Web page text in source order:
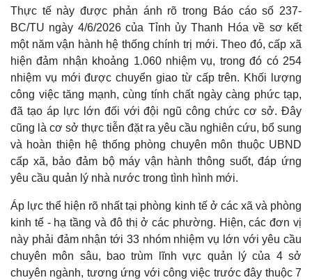
Thực tế này được phản ánh rõ trong Báo cáo số 237-
BC/TU ngày 4/6/2026 của Tỉnh ủy Thanh Hóa về sơ kết
một năm vận hành hệ thống chính trị mới. Theo đó, cấp xã
hiện đảm nhận khoảng 1.060 nhiệm vụ, trong đó có 254
nhiệm vụ mới được chuyển giao từ cấp trên. Khối lượng
công việc tăng mạnh, cùng tính chất ngày càng phức tạp,
đã tạo áp lực lớn đối với đội ngũ công chức cơ sở. Đây
cũng là cơ sở thực tiễn đặt ra yêu cầu nghiên cứu, bổ sung
và hoàn thiện hệ thống phòng chuyên môn thuộc UBND
cấp xã, bảo đảm bộ máy vận hành thông suốt, đáp ứng
yêu cầu quản lý nhà nước trong tình hình mới.
Áp lực thể hiện rõ nhất tại phòng kinh tế ở các xã và phòng
kinh tế - hạ tầng và đô thị ở các phường. Hiện, các đơn vị
này phải đảm nhận tới 33 nhóm nhiệm vụ lớn với yêu cầu
chuyên môn sâu, bao trùm lĩnh vực quản lý của 4 sở
chuyên ngành, tương ứng với công việc trước đây thuộc 7